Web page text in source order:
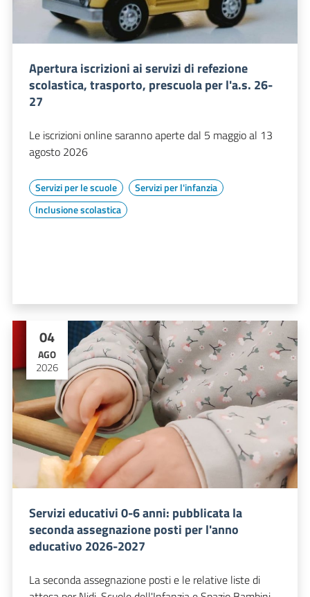
Apertura iscrizioni ai servizi di refezione
scolastica, trasporto, prescuola per l'a.s. 26-
27
Le iscrizioni online saranno aperte dal 5 maggio al 13
agosto 2026
Servizi per le scuole
Servizi per l'infanzia
Inclusione scolastica
04
AGO
2026
Servizi educativi 0-6 anni: pubblicata la
seconda assegnazione posti per l'anno
educativo 2026-2027
La seconda assegnazione posti e le relative liste di